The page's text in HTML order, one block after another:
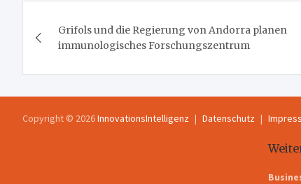
Grifols und die Regierung von Andorra planen
immunologisches Forschungszentrum
Copyright © 2026InnovationsIntelligenz Datenschutz